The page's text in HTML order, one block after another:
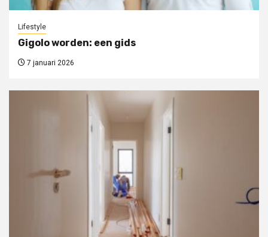
Lifestyle
Gigolo worden: een gids
7 januari 2026